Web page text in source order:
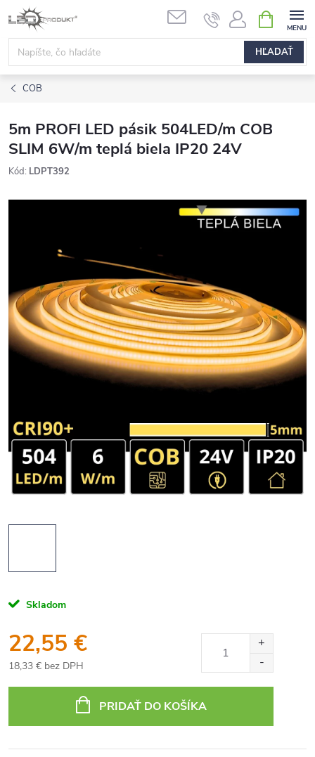
Prejsť
na
obsah
HĽADAŤ
KOŠÍK
COB
5m PROFI LED pásik 504LED/m COB
SLIM 6W/m teplá biela IP20 24V
Kód: LDPT392
Skladom
22,55 €
18,33 € bez DPH
cena:
PRIDAŤ DO KOŠÍKA